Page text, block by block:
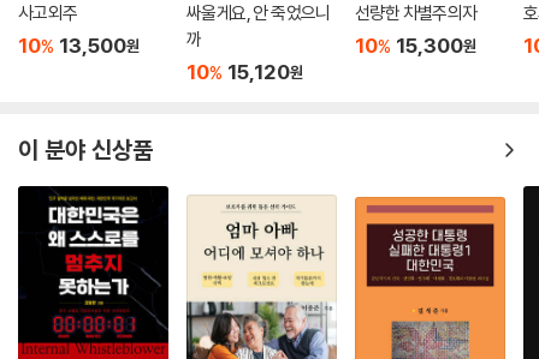
사고외주
10% 13,500원
싸울게요, 안 죽었으니
까
10% 15,120원
선량한 차별주의자
10% 15,300원
이 분야 신상품